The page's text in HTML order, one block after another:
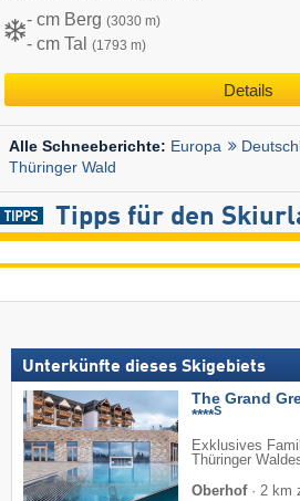
- cm Berg (3030 m)
- cm Tal (1793 m)
Details
Alle Schneeberichte: Europa
Thüringer Wald
Tipps für den
Unterkünfte dieses Skigebiets
The Grand
****S
Exklusives
Thüringer
Oberhof· 2 km